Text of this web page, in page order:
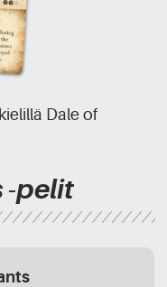
Dale of
-pelit